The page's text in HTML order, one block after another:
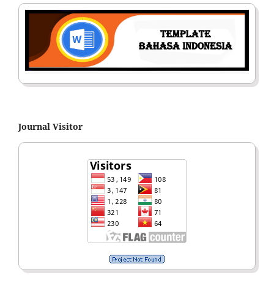
Journal Visitor